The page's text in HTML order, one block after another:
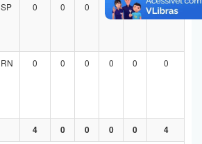
SP 0 0 0 0 0 0
RN 0 0 0 0 0 0
4 0 0 0 0 4